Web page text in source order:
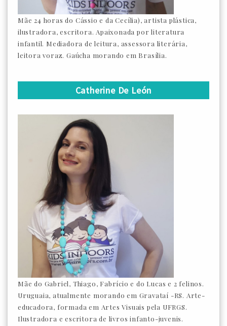
Mãe 24 horas do Cássio e da Cecília), artista plástica,
ilustradora, escritora. Apaixonada por literatura
infantil. Mediadora de leitura, assessora literária,
leitora voraz. Gaúcha morando em Brasília.
Catherine De León
Mãe do Gabriel, Thiago, Fabrício e do Lucas e 2 felinos.
Uruguaia, atualmente morando em Gravataí -RS. Arte-
educadora, formada em Artes Visuais pela UFRGS.
Ilustradora e escritora de livros infanto-juvenis.